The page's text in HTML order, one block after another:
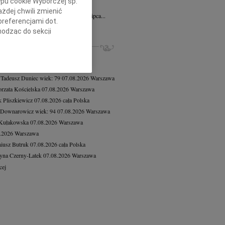
10.07.2026 Wrocław
żalem zawiadamiamy, że dnia 7 lipca...
Duniecwiek: 7907.08.2026Warszawa
Kościelska07.08.2026Warszawa
Pliszkiewicz07.08.2026cała Polska
wiek: 9407.08.2026Warszawa
07.08.2026Warszawa
Warszawa
Butruk 07.08.2026cała Polska
Czerny-Latek 07.08.2026Warszawa
chwili zmienić
dot.
do sekcji
przeglądarki.
identyfikacji.
pomiar reklam i